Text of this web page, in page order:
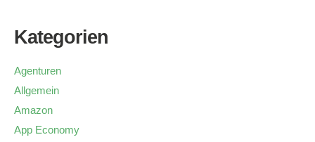
Kategorien
Agenturen
Allgemein
Amazon
App Economy